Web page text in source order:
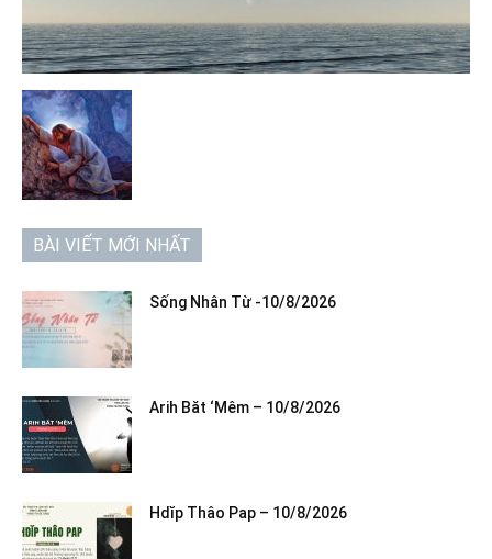
BÀI VIẾT MỚI NHẤT
Sống Nhân Từ -10/8/2026
Arih Băt ‘Mêm – 10/8/2026
Hdĭp Thâo Pap – 10/8/2026